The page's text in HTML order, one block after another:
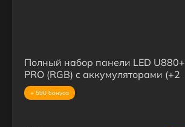
Полный набор панели LED U880+
PRO (RGB) с аккумуляторами (+2
аккумулятора 2200mAh +З/У)
+ 590 бонуса